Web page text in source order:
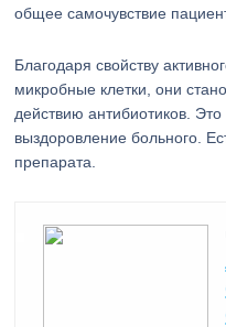
общее самочувствие
Благодаря свойству
микробные клетки, они
действию антибиотиков. Это
выздоровление больного.
препарата.